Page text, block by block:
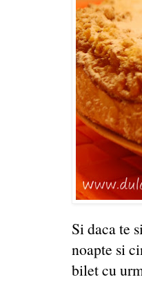
Si daca te
noapte si
bilet cu